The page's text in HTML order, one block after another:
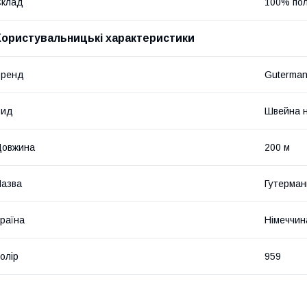
характеристики
Швейна
200 м
959